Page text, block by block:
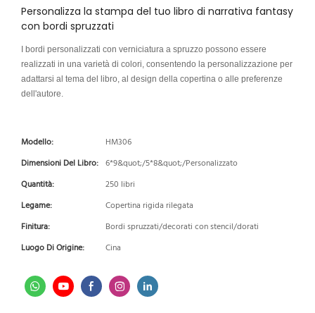
Personalizza la stampa del tuo libro di narrativa fantasy
con bordi spruzzati
I bordi personalizzati con verniciatura a spruzzo possono essere
realizzati in una varietà di colori, consentendo la personalizzazione per
adattarsi al tema del libro, al design della copertina o alle preferenze
dell'autore.
Modello:
HM306
Dimensioni Del Libro: 6*9&quot;/5*8&quot;/Personalizzato
Quantità:
250 libri
Legame:
Copertina rigida rilegata
Finitura:
Bordi spruzzati/decorati con stencil/dorati
Luogo Di Origine:
Cina